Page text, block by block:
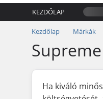
KEZDŐLAP
Kezdőlap Márkák
Ha kiváló